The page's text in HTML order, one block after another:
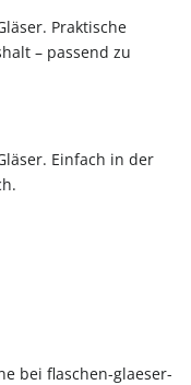
Praktische
– passend zu
Einfach in der
bei flaschen-glaeser-